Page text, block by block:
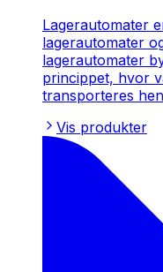
Lagerautomater
lagerautomater
lagerautomater
princippet, hvor
transporteres
Vis produkter